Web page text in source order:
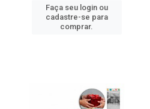
Faça seu login ou
cadastre-se para
comprar.